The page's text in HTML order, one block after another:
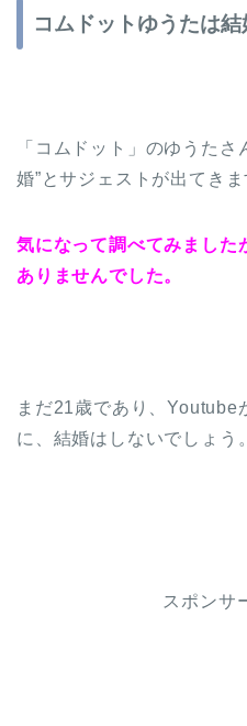
コムドットゆうたは結
「コムドット」のゆうたさ
婚”とサジェストが出てきま
気になって調べてみました
ありませんでした。
まだ21歳であり、Youtube
に、結婚はしないでしょう。
スポンサ